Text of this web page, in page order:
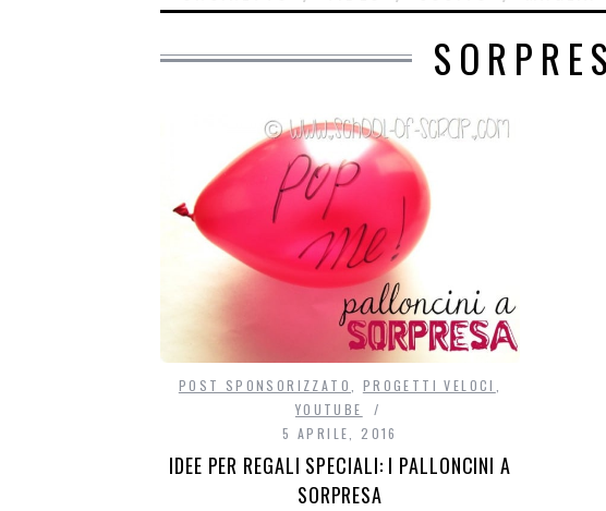
POST SPONSORIZZATO PROGETTI VELOCI
YOUTUBE
5 APRILE, 2016
IDEE PER REGALI SPECIALI: I PALLONCINI A
SORPRESA